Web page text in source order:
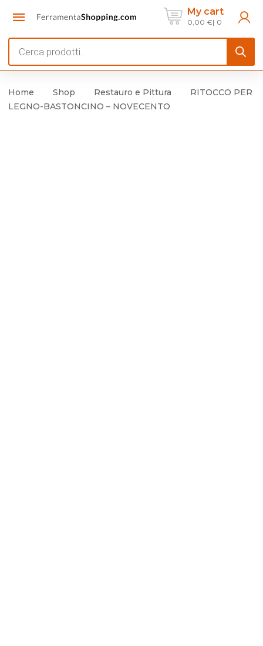
My cart
0,00 € 0
search
Home Shop Restauro e Pittura
RITOCCO PER
LEGNO-BASTONCINO – NOVECENTO